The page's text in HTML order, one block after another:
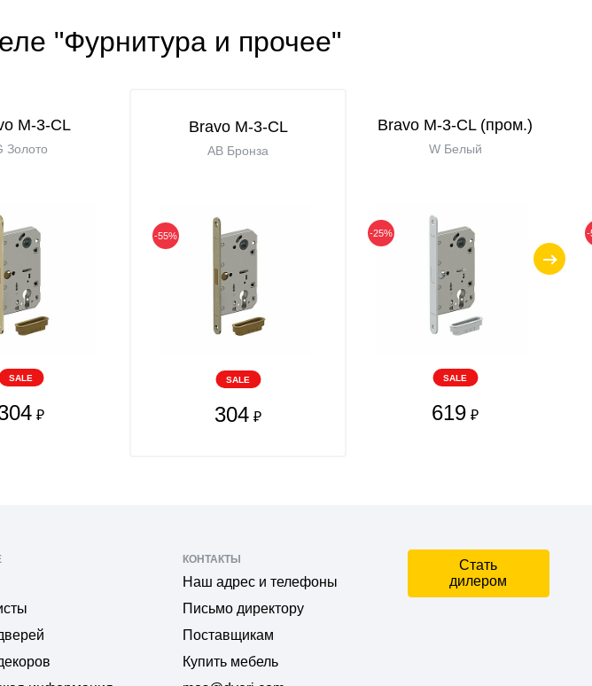
"Фурнитура и прочее"
M-3-CL
Золото
SALE
₽
Bravo M-3-CL
AB Бронза
-55%
SALE
304 ₽
Bravo M-3-CL (пром.)
W Белый
-25%
SALE
619 ₽
-
КОНТАКТЫ
Наш адрес и телефоны
Письмо директору
Поставщикам
Купить мебель
Стать
дилером